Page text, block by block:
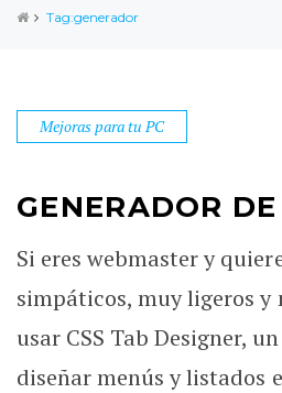
Tag:generador
Mejoras para tu PC
GENERADOR
Si eres webmaster y
simpáticos, muy ligeros y
usar CSS Tab Designer,
diseñar menús y listados